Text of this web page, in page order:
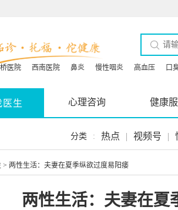
医院 西南医院 鼻炎 慢性咽炎 高血压 口
医生 心理咨询 健康
分类 : 热点 | 视频号 |
> 两性生活：夫妻在夏季纵欲过度易阳痿
两性生活：夫妻在夏